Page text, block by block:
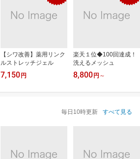
【シワ改善】薬用リンク
ルストレッチジェル
7,150 円
楽天１位◆100回達成！
洗えるメッシュ
8,800 円 ～
毎日10時更新 すべて見る